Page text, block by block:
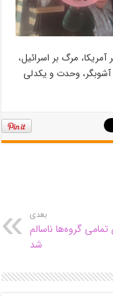
آمریکا، مرگ بر اسرائیل،
وحدت و یکدلی
بعدی
گروه‌ها ناسالم
شد